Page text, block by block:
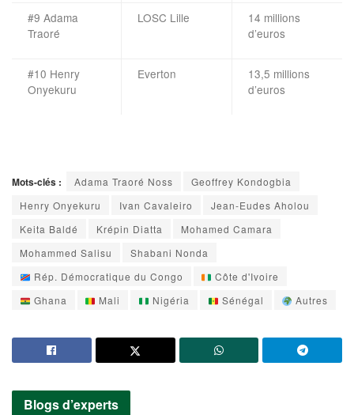
#9 Adama
Traoré
LOSC Lille
14 millions
d’euros
#10 Henry
Onyekuru
Everton
13,5 millions
d’euros
Mots-clés : Adama Traoré Noss
Geoffrey Kondogbia
Henry Onyekuru
Ivan Cavaleiro
Jean-Eudes Aholou
Keita Baldé
Krépin Diatta
Mohamed Camara
Mohammed Salisu
Shabani Nonda
Rép. Démocratique du Congo
Côte d'Ivoire
Ghana
Mali Nigéria Sénégal Autres
Blogs d’experts